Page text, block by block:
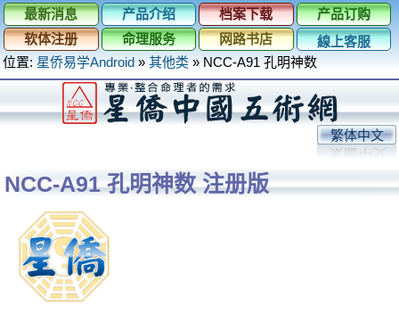
最新消息 产品介绍 档案下载
产品订购
软体注册
命理服务 网路书店
線上客服
位置: 星侨易学Android » 其他类 » NCC-A91 孔明神数
繁体中文
NCC-A91 孔明神数 注册版